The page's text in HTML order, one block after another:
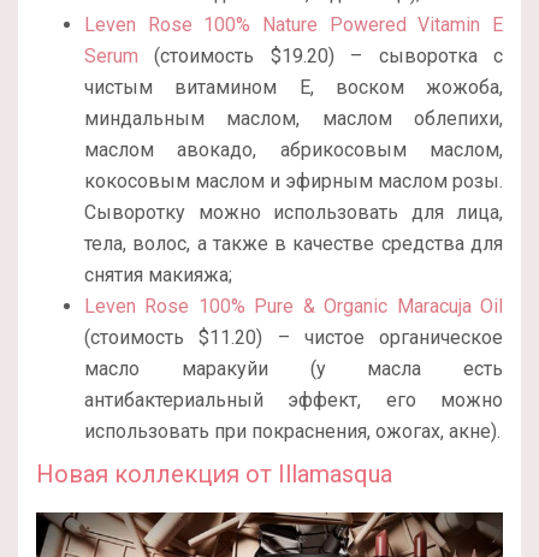
Leven Rose 100% Nature Powered Vitamin E
Serum (стоимость $19.20) – сыворотка с
чистым витамином Е, воском жожоба,
миндальным маслом, маслом облепихи,
маслом авокадо, абрикосовым маслом,
кокосовым маслом и эфирным маслом розы.
Сыворотку можно использовать для лица,
тела, волос, а также в качестве средства для
снятия макияжа;
Leven Rose 100% Pure & Organic Maracuja Oil
(стоимость $11.20) – чистое органическое
масло маракуйи (у масла есть
антибактериальный эффект, его можно
использовать при покраснения, ожогах, акне).
Новая коллекция от Illamasqua